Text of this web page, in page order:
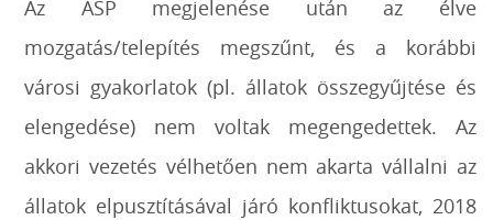
Az ASP megjelenése után az élve
mozgatás/telepítés megszűnt, és a korábbi
városi gyakorlatok (pl. állatok összegyűjtése és
elengedése) nem voltak megengedettek. Az
akkori vezetés vélhetően nem akarta vállalni az
állatok elpusztításával járó konfliktusokat, 2018